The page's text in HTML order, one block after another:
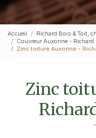
Accueil
Richard Bois & Toit,
Couvreur Auxonne - Richard
Zinc toiture Auxonne -
Zinc